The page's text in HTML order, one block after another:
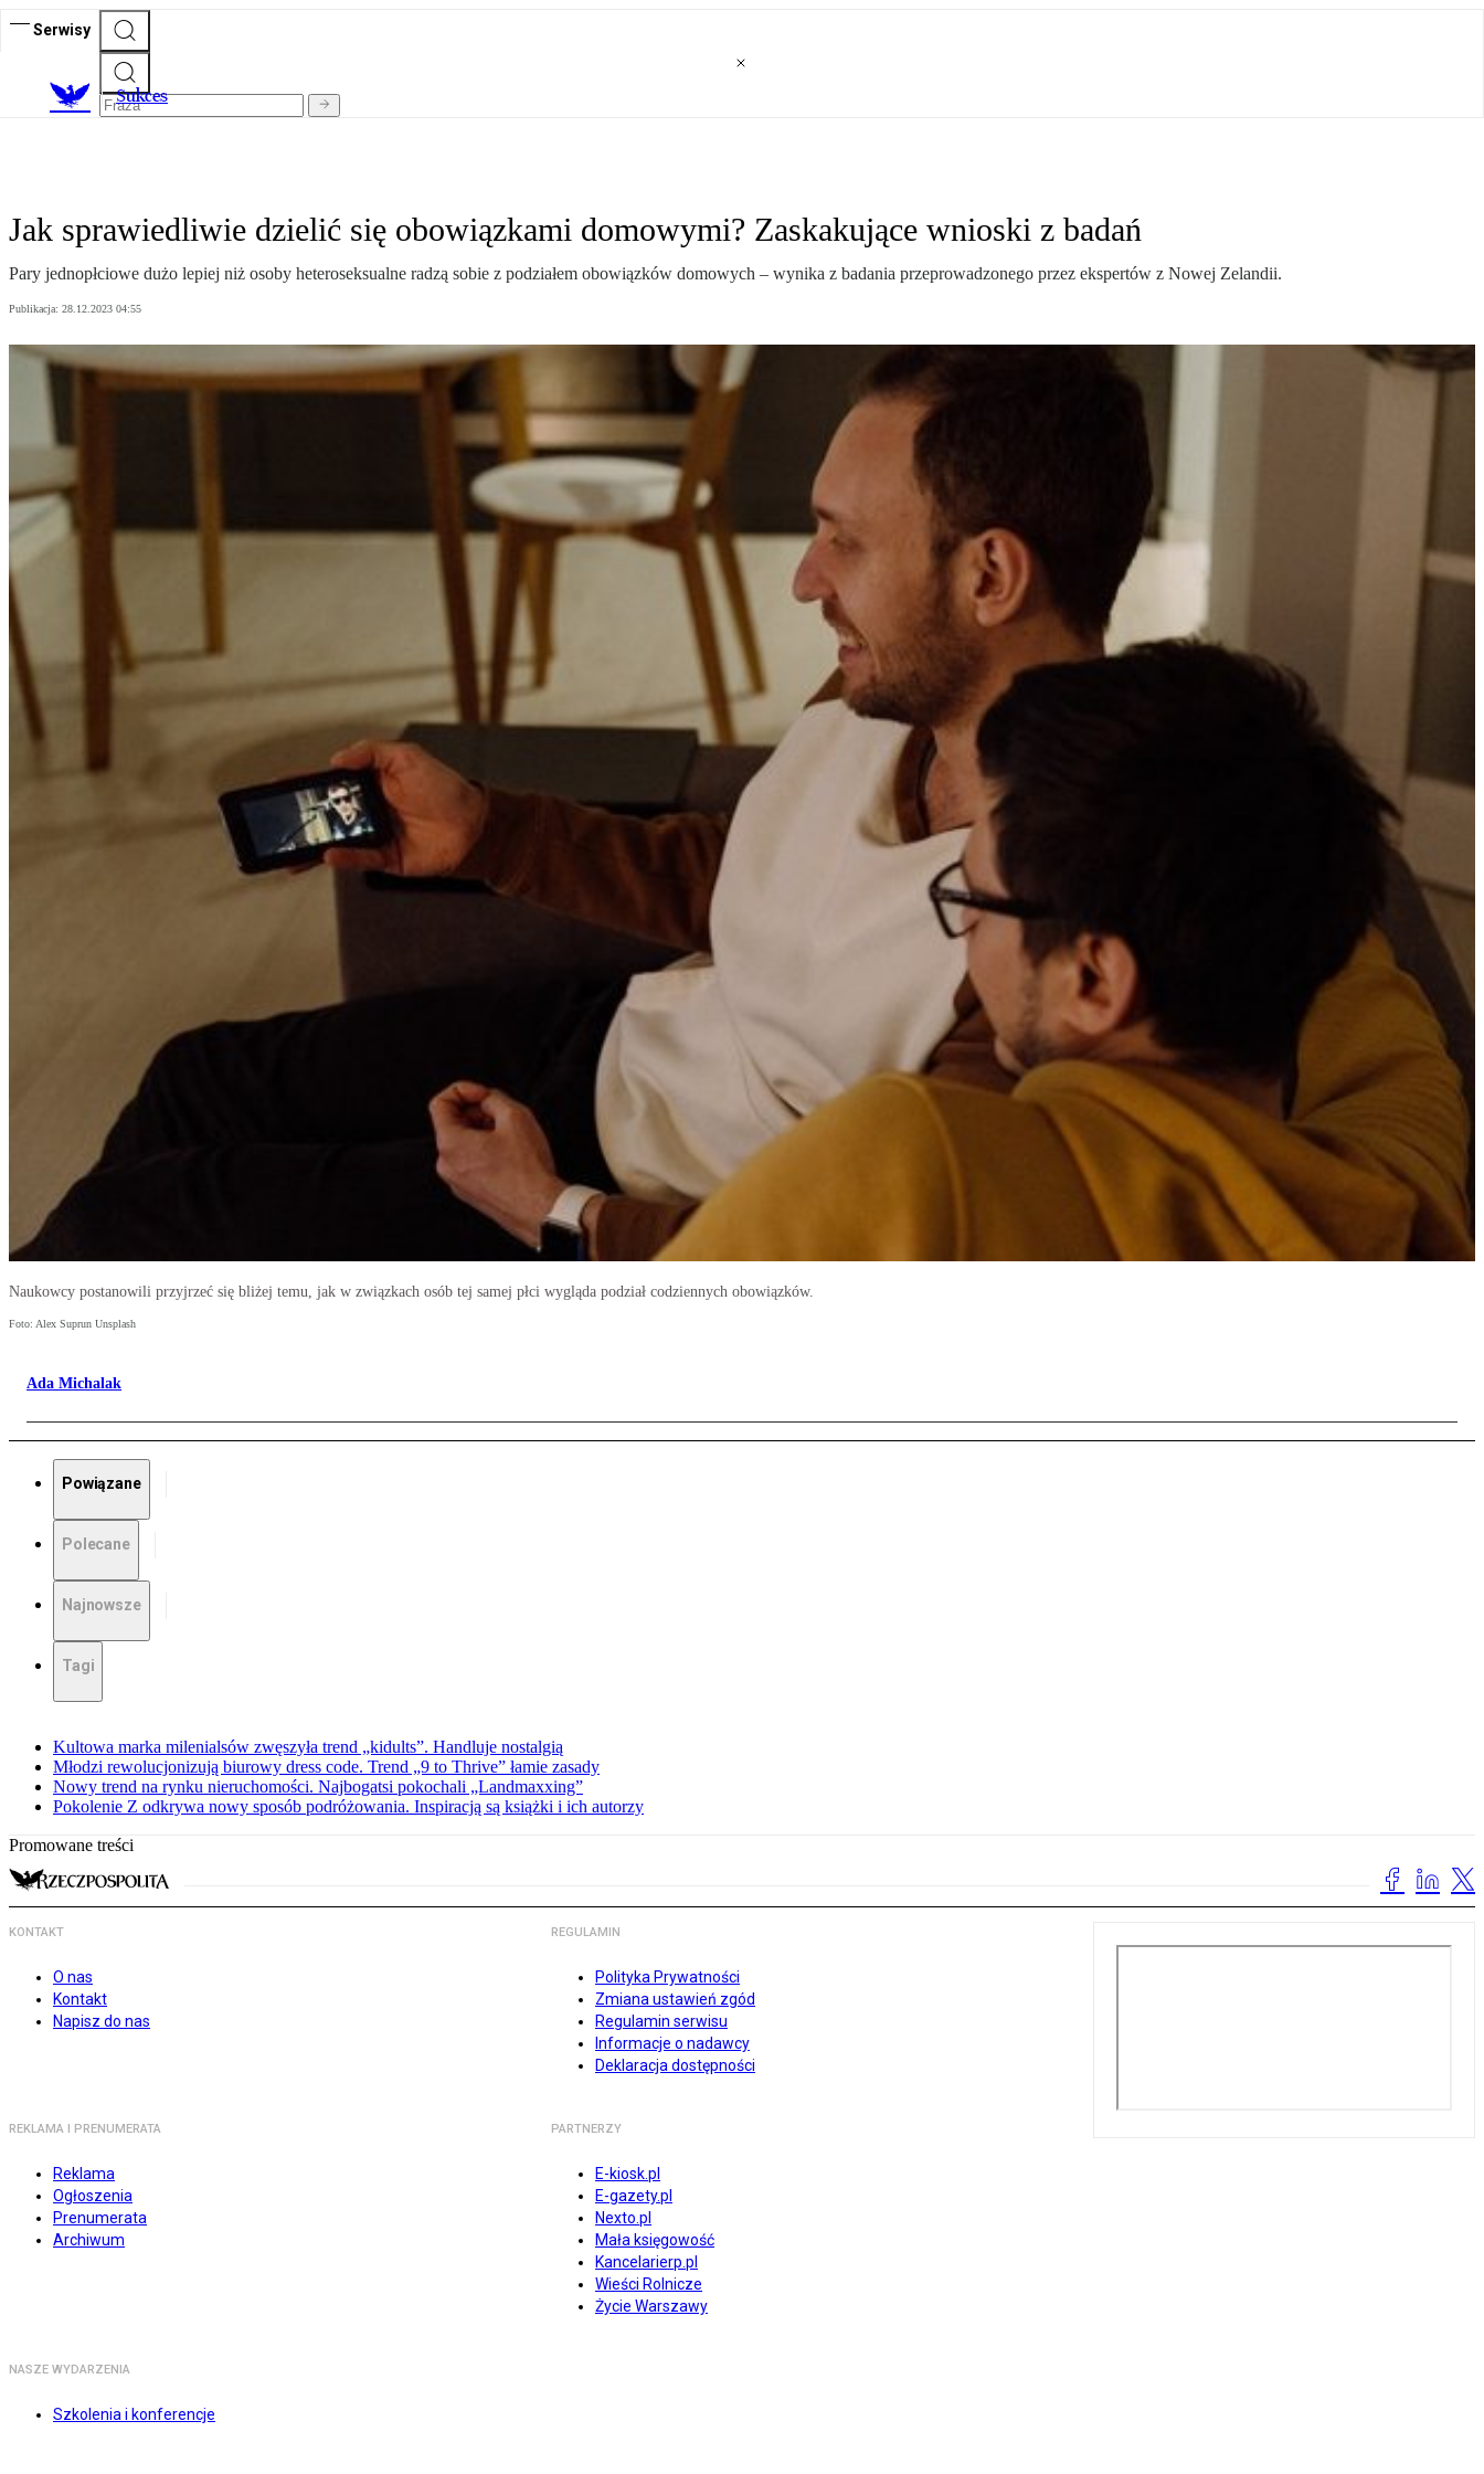
Serwisy
Sukces
Jak sprawiedliwie dzielić się obowiązkami domowymi? Zaskakujące wnioski z badań
Pary jednopłciowe dużo lepiej niż osoby heteroseksualne radzą sobie z podziałem obowiązków domowych – wynika z badania przeprowadzonego przez ekspertów z Nowej Zelandii.
Publikacja: 28.12.2023 04:55
Naukowcy postanowili przyjrzeć się bliżej temu, jak w związkach osób tej samej płci wygląda podział codziennych obowiązków.
Foto: Alex Suprun Unsplash
Ada Michalak
Powiązane
Polecane
Najnowsze
Tagi
Kultowa marka milenialsów zwęszyła trend „kidults”. Handluje nostalgią
Młodzi rewolucjonizują biurowy dress code. Trend „9 to Thrive” łamie zasady
Nowy trend na rynku nieruchomości. Najbogatsi pokochali „Landmaxxing”
Pokolenie Z odkrywa nowy sposób podróżowania. Inspiracją są książki i ich autorzy
Promowane treści
KONTAKT
O nas
Kontakt
Napisz do nas
REGULAMIN
Polityka Prywatności
Zmiana ustawień zgód
Regulamin serwisu
Informacje o nadawcy
Deklaracja dostępności
REKLAMA I PRENUMERATA
Reklama
Ogłoszenia
Prenumerata
Archiwum
PARTNERZY
E-kiosk.pl
E-gazety.pl
Nexto.pl
Mała księgowość
Kancelarierp.pl
Wieści Rolnicze
Życie Warszawy
NASZE WYDARZENIA
Szkolenia i konferencje